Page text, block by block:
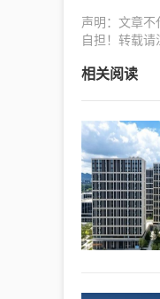
声明：文章
自担！转载请
相关阅读